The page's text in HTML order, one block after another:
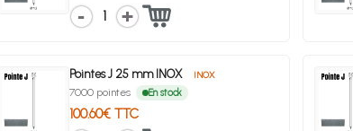
1
Pointes J 25 mm INOX INOX
7000 pointes En stock
100.60€ TTC